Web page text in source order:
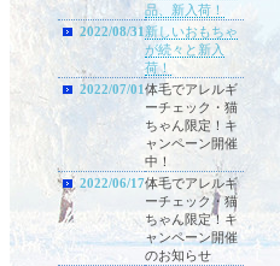
品、新入荷！
2022/08/31 新しいおもちゃ
が続々と新入
荷！
2022/07/01体毛でアレルギ
ーチェック・猫
ちゃん限定！キ
ャンペーン開催
中！
2022/06/17体毛でアレルギ
ーチェック・猫
ちゃん限定！キ
ャンペーン開催
のお知らせ